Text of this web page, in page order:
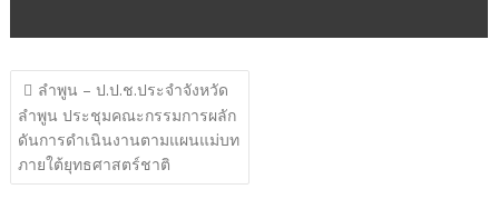
แนะแนว
เรื่อง
ลำพูน – ป.ป.ช.ประจำจังหวัด
ลำพูน ประชุมคณะกรรมการผลัก
ดันการดำเนินงานตามแผนแม่บท
ภายใต้ยุทธศาสตร์ชาติ